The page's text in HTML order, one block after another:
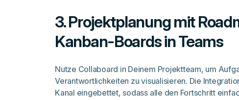
3. Projektplanung mit
Kanban-Boards in Teams
Nutze Collaboard in Deinem Projektteam, um
Verantwortlichkeiten zu visualisieren. Die
Kanal eingebettet, sodass alle den Fortschritt